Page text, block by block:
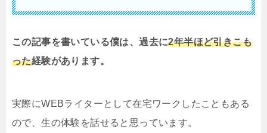
この記事を書いている僕は、過去に2年半ほど引きこも
った経験があります。
実際にWEBライターとして在宅ワークしたこともある
ので、生の体験を話せると思っています。